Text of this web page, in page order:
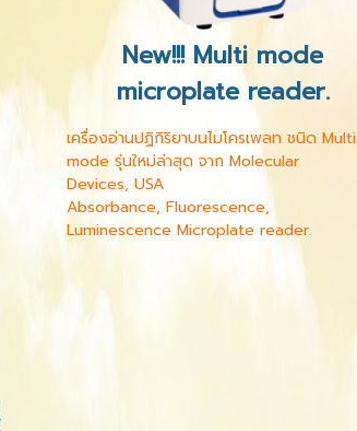
New!!! Multi mode
microplate reader.
เครื่องอ่านปฏิกิริยาบนไมโครเพลท ชนิด Multi
mode รุ่นใหม่ล่าสุด จาก Molecular
Devices, USA
Absorbance, Fluorescence,
Luminescence Microplate reader.